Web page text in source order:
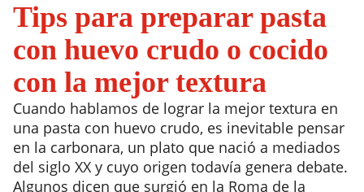
Tips para preparar pasta
con huevo crudo o cocido
con la mejor textura
Cuando hablamos de lograr la mejor textura en
una pasta con huevo crudo, es inevitable pensar
en la carbonara, un plato que nació a mediados
del siglo XX y cuyo origen todavía genera debate.
Algunos dicen que surgió en la Roma de la